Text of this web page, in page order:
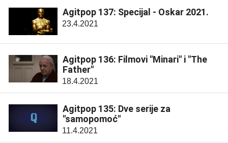
Agitpop 137: Specijal - Oskar 2021.
23.4.2021
Agitpop 136: Filmovi "Minari" i "The
Father"
18.4.2021
Agitpop 135: Dve serije za
"samopomoć"
11.4.2021